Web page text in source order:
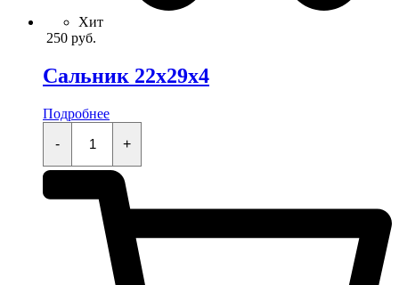
Хит
250 руб.
Сальник 22x29x4
Подробнее
-
22x29x4 +